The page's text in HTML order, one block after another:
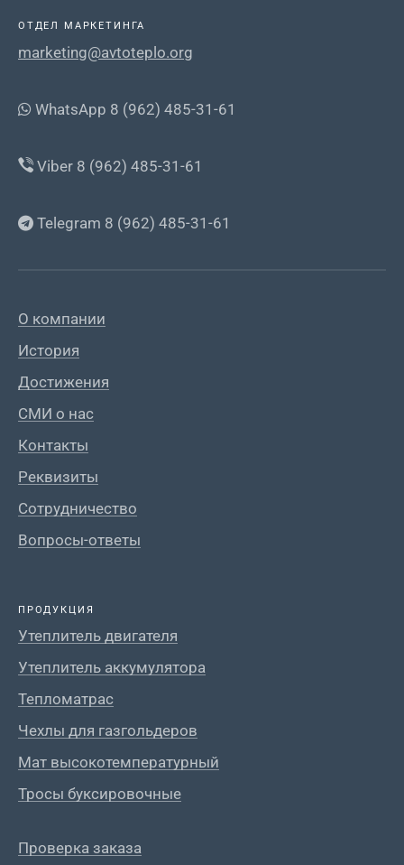
ОТДЕЛ МАРКЕТИНГА
marketing@avtoteplo.org
WhatsApp 8 (962) 485-31-61
Viber 8 (962) 485-31-61
Telegram 8 (962) 485-31-61
О компании
История
Достижения
СМИ о нас
Контакты
Реквизиты
Сотрудничество
Вопросы-ответы
ПРОДУКЦИЯ
Утеплитель двигателя
Утеплитель аккумулятора
Тепломатрас
Чехлы для газгольдеров
Мат высокотемпературный
Тросы буксировочные
Проверка заказа